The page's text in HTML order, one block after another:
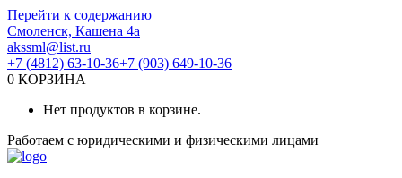
Перейти к содержанию
Смоленск, Кашена 4а
akssml@list.ru
+7 (4812) 63-10-36+7 (903) 649-10-36
0 КОРЗИНА
Нет продуктов в корзине.
Работаем с юридическими и физическими лицами